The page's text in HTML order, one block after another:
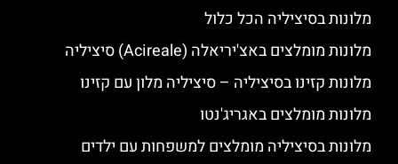
מלונות בסיציליה הכל כלול
מלונות מומלצים באצ'יריאלה (Acireale) סיציליה
מלונות קזינו בסיציליה – סיציליה מלון עם קזינו
מלונות מומלצים באגריג'נטו
מלונות בסיציליה מומלצים למשפחות עם ילדים